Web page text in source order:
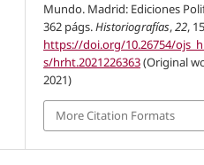
Mundo. Madrid: Ediciones
362 págs.Historiografías,22,
https://doi.org/10.26754/
s/hrht.2021226363(Original
2021)
More Citation Formats